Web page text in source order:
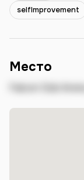
легенд Беларуси.
Этнографические
selfImprovement
Место